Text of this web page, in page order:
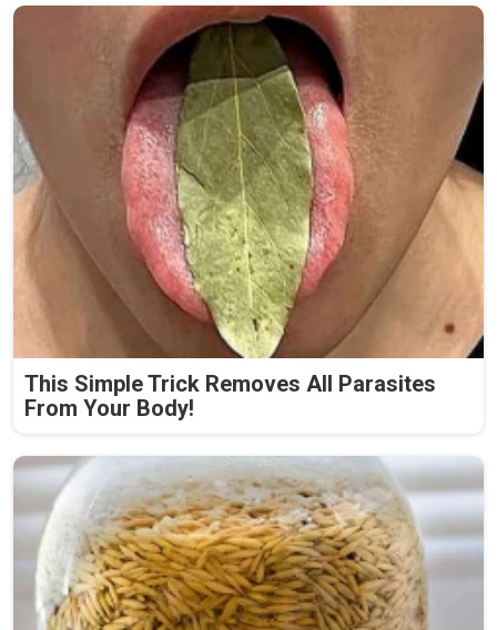
This Simple Trick Removes All Parasites
From Your Body!